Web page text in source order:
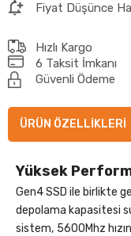
Fiyat Düşünce
Hızlı Kargo
6 Taksit İmkanı
Güvenli Ödeme
ÜRÜN ÖZELLIKLERI
Yüksek
Gen4 SSD ile birlikte
depolama kapasitesi
sistem, 5600Mhz